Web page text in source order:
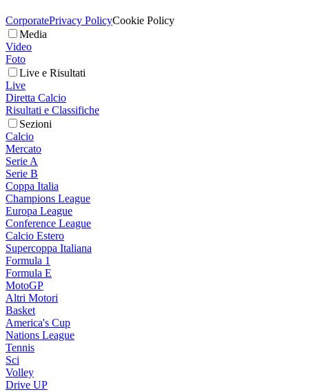
CorporatePrivacy PolicyCookie Policy
Media
Video
Foto
Live e Risultati
Live
Diretta Calcio
Risultati e Classifiche
Sezioni
Calcio
Mercato
Serie A
Serie B
Coppa Italia
Champions League
Europa League
Conference League
Calcio Estero
Supercoppa Italiana
Formula 1
Formula E
MotoGP
Altri Motori
Basket
America's Cup
Nations League
Tennis
Sci
Volley
Drive UP